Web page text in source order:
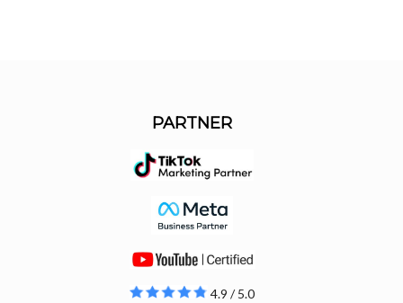
PARTNER
4.9 / 5.0